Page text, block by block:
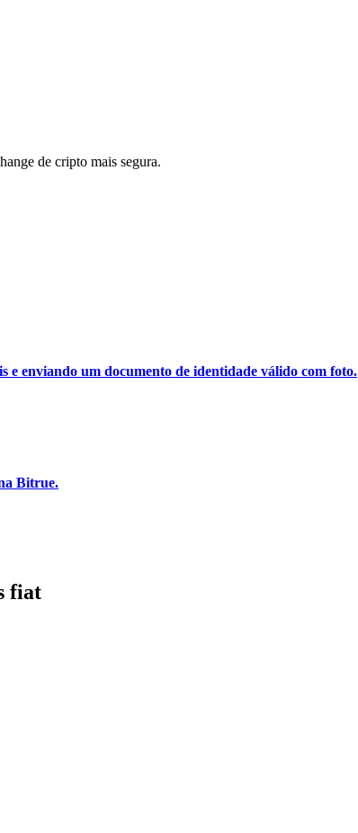
de cripto mais segura.
e enviando um documento de identidade válido com foto.
Bitrue.
fiat